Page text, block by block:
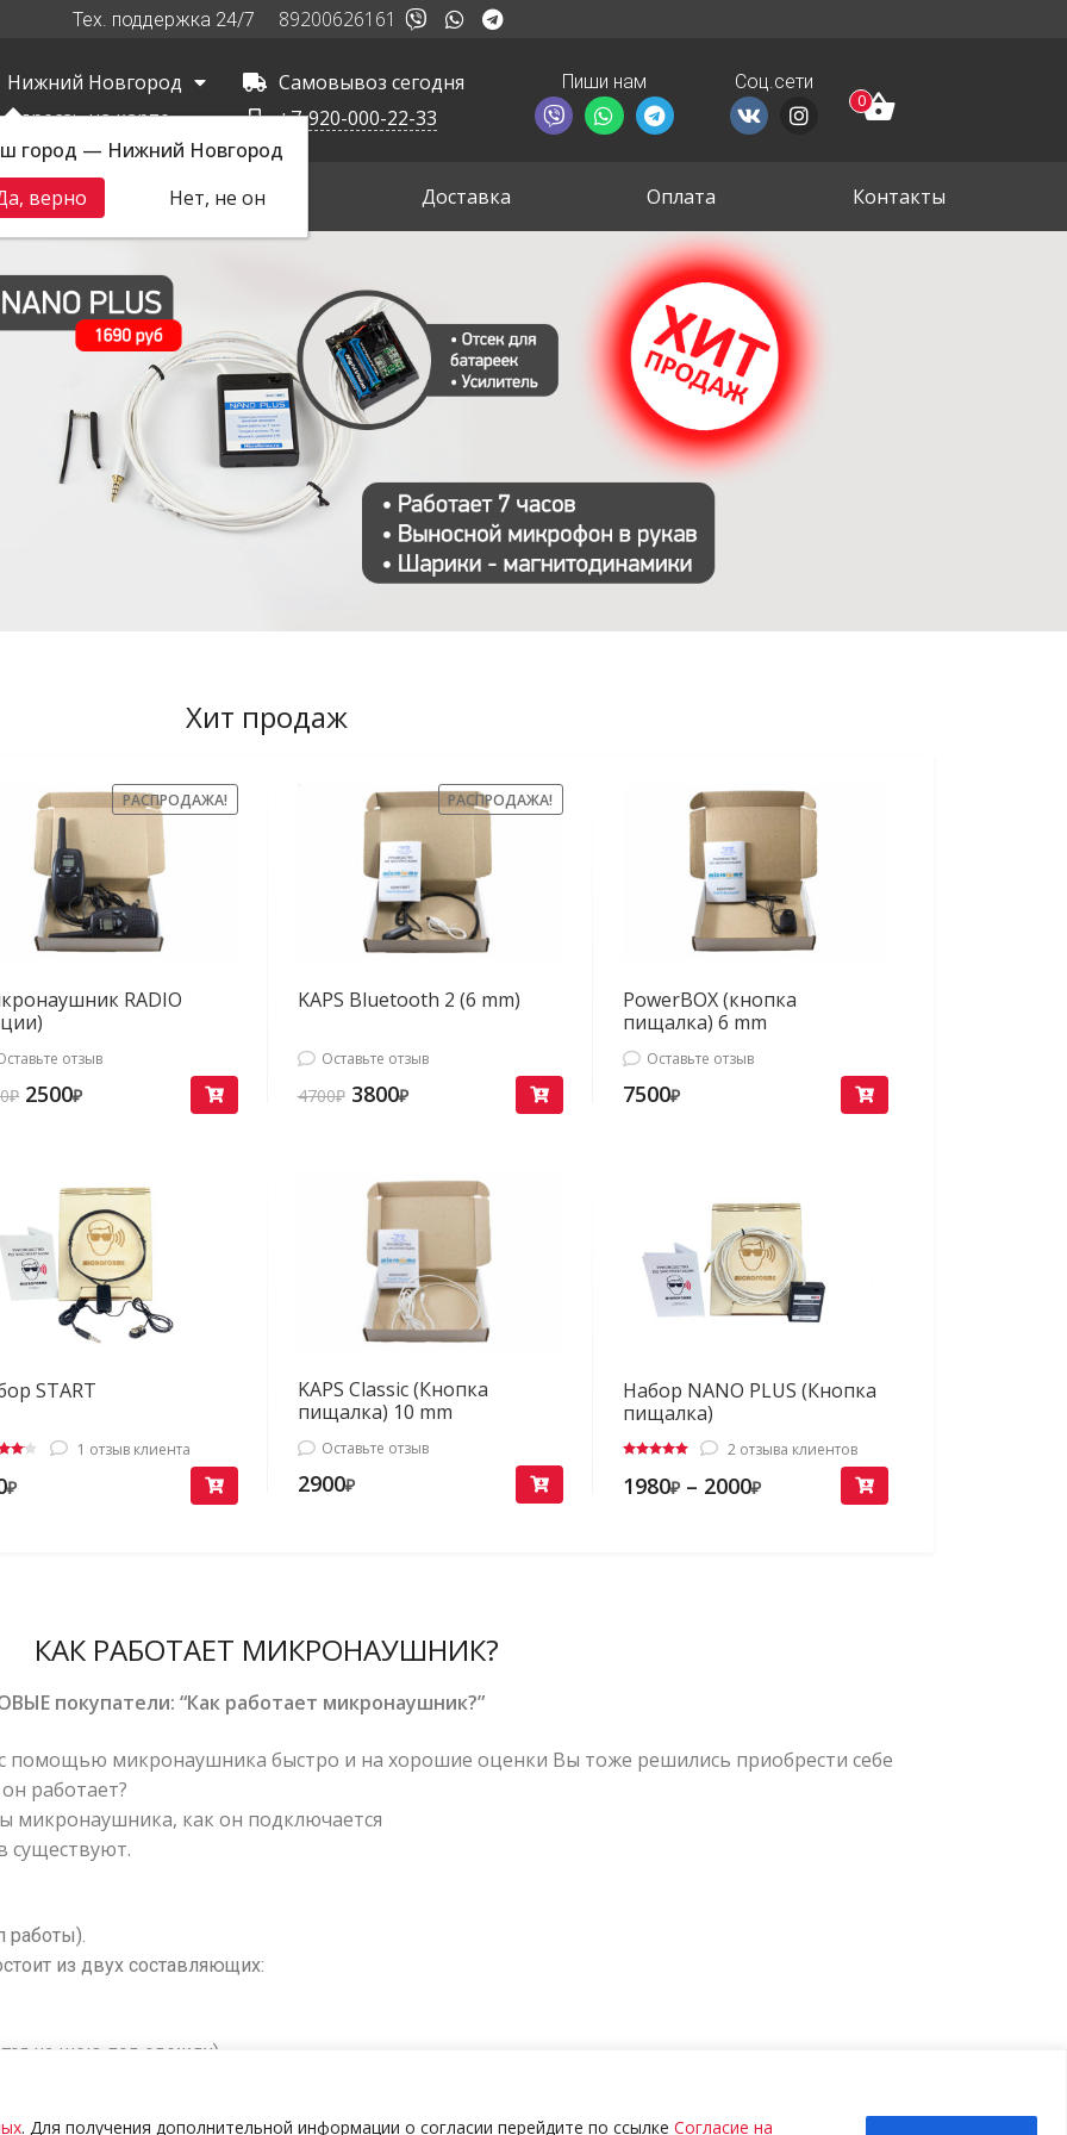
. Для получения дополнительной информации о согласии перейдите по ссылке Согласие на
Тех. поддержка 24/7 89200626161
Нижний Новгород
город — Нижний Новгород
верно
Нет, не он
Самовывоз сегодня
Адреса: на карте +7-920-000-22-33
Пиши нам Соц.сети
0
Самовывоз Доставка Оплата Контакты
Хит продаж
RADIO
отзыв
РАСПРОДАЖА!
₽ 2500₽
KAPS Bluetooth 2 (6 mm)
Оставьте отзыв
РАСПРОДАЖА!
4700₽ 3800₽
PowerBOX (кнопка
пищалка) 6 mm
Оставьте отзыв
7500₽
START
из 5
1 отзыв клиента
₽
KAPS Classic (Кнопка
пищалка) 10 mm
Оставьте отзыв
2900₽
Набор NANO PLUS (Кнопка
пищалка)
5.00из 5
2 отзыва клиентов
1980₽– 2000₽
КАК РАБОТАЕТ МИКРОНАУШНИК?
покупатели: “Как работает микронаушник?”
помощью микронаушника быстро и на хорошие оценки Вы тоже решились приобрести себе
работает?
как он подключается
существуют.
работы).
из двух составляющих:
на шею под одежду)
устанавливается в ухо.
или капсула, различие между ними рассмотрим ниже. На шею под одежду Вы одеваете антенну,